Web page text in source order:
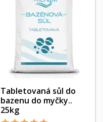
Tabletovaná sůl do
bazenu do myčky..
25kg